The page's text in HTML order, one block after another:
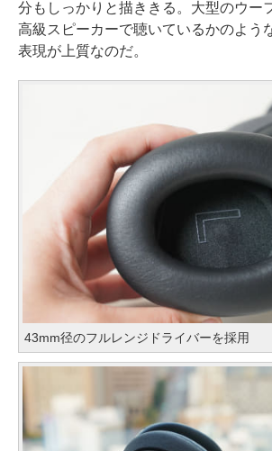
分もしっかりと描ききる。大型のウー
高級スピーカーで聴いているかのよう
表現が上質なのだ。
43mm径のフルレンジドライバーを採用